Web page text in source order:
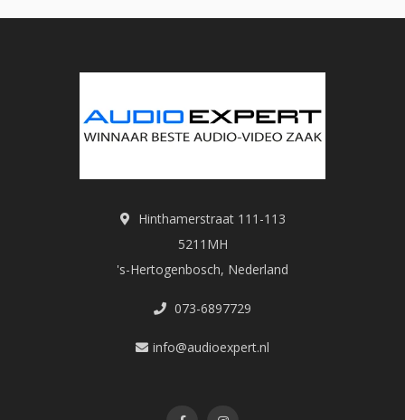
Hinthamerstraat 111-113
5211MH
's-Hertogenbosch, Nederland
073-6897729
info@audioexpert.nl